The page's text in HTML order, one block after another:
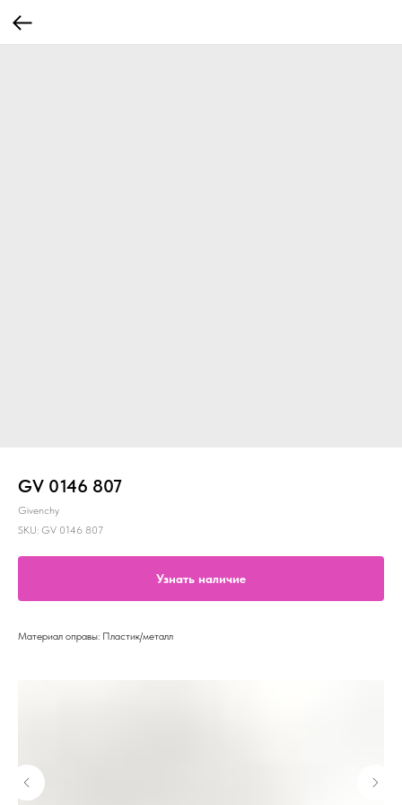
GV 0146 807
Givenchy
SKU: GV 0146 807
Узнать наличие
Материал оправы: Пластик/металл